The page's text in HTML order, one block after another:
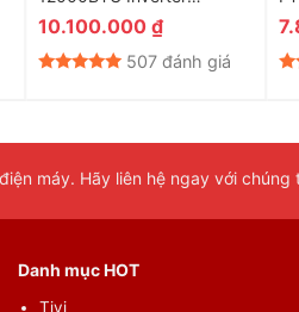
FTKF35ZVMV
10.100.000₫
507 đánh giá
máy. Hãy liên hệ ngay với chúng
Danh mục HOT
Tivi